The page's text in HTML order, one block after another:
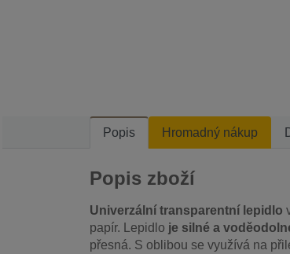
Popis Hromadný nákup
Popis zboží
Univerzální transparentní lepidlo
papír. Lepidlo je silné a
přesná. S oblibou se využívá na